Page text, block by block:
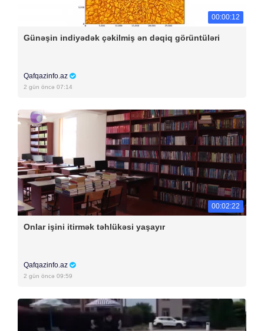
00:00:12
Günəşin indiyədək çəkilmiş ən dəqiq görüntüləri
Qafqazinfo.az
2 gün öncə 07:14
00:02:22
Onlar işini itirmək təhlükəsi yaşayır
Qafqazinfo.az
2 gün öncə 09:59